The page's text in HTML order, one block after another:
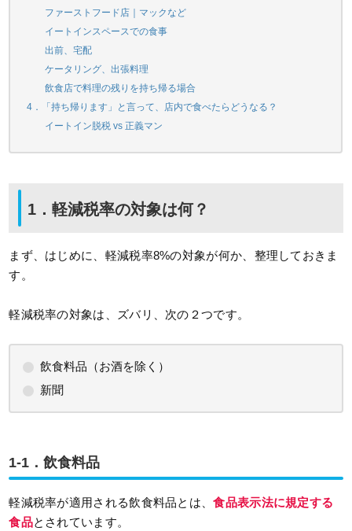
ファーストフード店｜マックなど
イートインスペースでの食事
出前、宅配
ケータリング、出張料理
飲食店で料理の残りを持ち帰る場合
4．「持ち帰ります」と言って、店内で食べたらどうなる？
イートイン脱税 vs 正義マン
1．軽減税率の対象は何？
まず、はじめに、軽減税率8%の対象が何か、整理しておきま
す。
軽減税率の対象は、ズバリ、次の２つです。
飲食料品（お酒を除く）
新聞
1-1．飲食料品
軽減税率が適用される飲食料品とは、食品表示法に規定する
食品とされています。